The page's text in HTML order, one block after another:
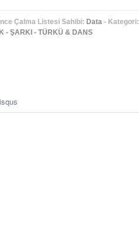
Çalma Listesi Sahibi: Data- Kategori:
- ŞARKI - TÜRKÜ & DANS